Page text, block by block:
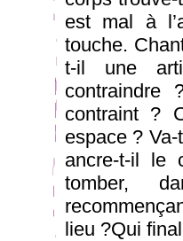
est mal à
touche.
t-il une
contraindre
contraint ?
espace ?
ancre-t-il le
tomber,
lieu ?Qui